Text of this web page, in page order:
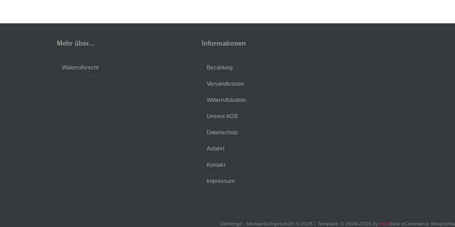
Mehr über...
Widerrufsrecht
Informationen
Bezahlung
Versandkosten
Widerrufsbutton
Unsere AGB
Datenschutz
Anfahrt
Kontakt
Impressum
DieKlinge - Messerfachgeschäft © 2026 | Template © 2009-2026 by modified eCommerce